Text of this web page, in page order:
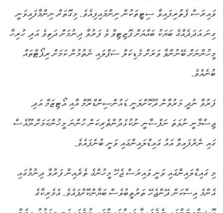
ވައިރަސް ފެތުރިފައިވާ ސިޓީތަކުން ނިންމައިފިއެވެ. މިގޮތަށް ނިންމާފައިވަނީ
ގިނަ އަދަދެއްގެ ބަޔަކު ބައްޔަށް ޕޮޒިޓިވް ވެ ފަރުވާ ދިނުމަށް ދަތިވެ އަދި ހުރިހާ
މީހުންނަށް ބޭނުންވާ ވަރަށް މެޑިކަލް ސަޕްލައި ނެތުމުން ކަމަށް ރިޕޯޓްތައް
ބުނެއެވެ.
ފަރުވާ ނުދީ މަރުވާން ދޫކޮށްލަނީ ޑައުންސިންޑްރޮމް އާއި އޯޓިޒަމް އަދި
ޖިސްމާނީ ނުވަތަ ނަފްސާނީ ނުކުޅެދުންތެރިކަން ހުންނަ މީހުންކަމަށް ޔޫއެސް
ގައި ނެރެފައިވާ އައު ގައިޑްލައިންގައި ވަނީ ބުނެފައެވެ.
މި ގައިޑްލައިންގައި ވަނީ ވައިރަސް ޖެހޭ މީހުންގެ ތެރެއިން ފަރުވާ ދިނުމުގައި
އެންމެ އިސްކަން ދޭންޖެހޭ ތަރުތީބުވެސް ބަޔާންކޮށްފައެވެ. އެމެރިކާގެ